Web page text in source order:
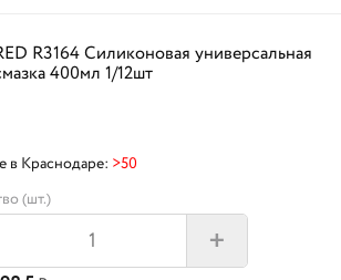
R3164 Силиконовая универсальная
400мл 1/12шт
в Краснодаре: >50
(шт.)
+